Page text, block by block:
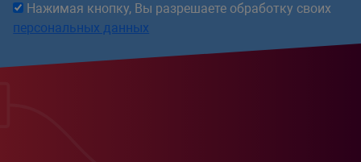
Нажимая кнопку, Вы разрешаете обработку своих
персональных данных